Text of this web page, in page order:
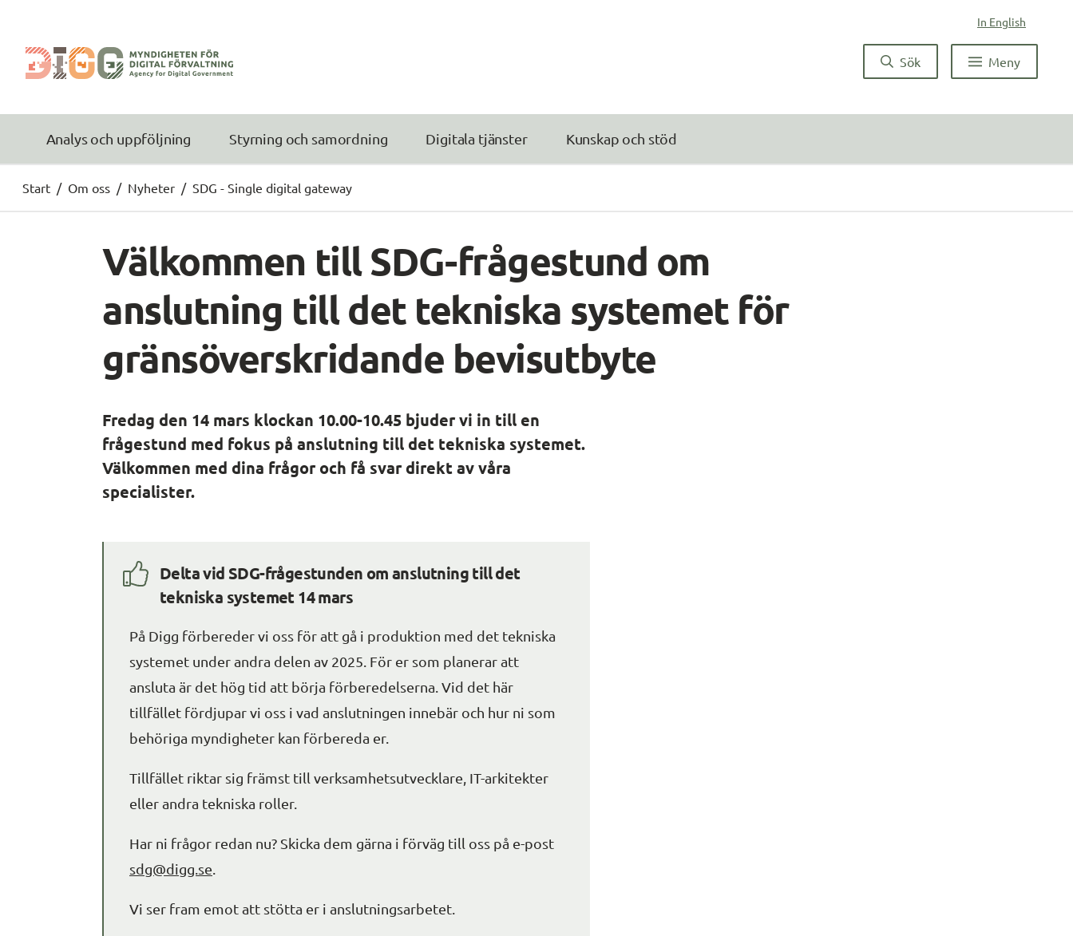
In English
Sök Meny
Analys och uppföljning Styrning och samordning Digitala tjänster Kunskap och stöd
Start / Om oss / Nyheter / SDG - Single digital gateway
Välkommen till SDG-frågestund om
anslutning till det tekniska systemet för
gränsöverskridande bevisutbyte
Fredag den 14 mars klockan 10.00-10.45 bjuder vi in till en
frågestund med fokus på anslutning till det tekniska systemet.
Välkommen med dina frågor och få svar direkt av våra
specialister.
Delta vid SDG-frågestunden om anslutning till det
tekniska systemet 14 mars
På Digg förbereder vi oss för att gå i produktion med det tekniska
systemet under andra delen av 2025. För er som planerar att
ansluta är det hög tid att börja förberedelserna. Vid det här
tillfället fördjupar vi oss i vad anslutningen innebär och hur ni som
behöriga myndigheter kan förbereda er.
Tillfället riktar sig främst till verksamhetsutvecklare, IT-arkitekter
eller andra tekniska roller.
sdg@digg.se
Vi ser fram emot att stötta er i anslutningsarbetet.